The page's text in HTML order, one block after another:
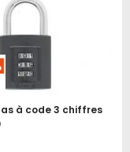
à code 3 chiffres